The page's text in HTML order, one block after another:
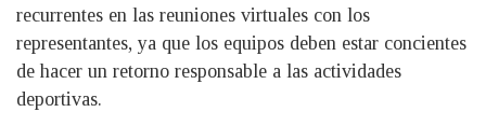
recurrentes en las reuniones virtuales con los
representantes, ya que los equipos deben estar concientes
de hacer un retorno responsable a las actividades
deportivas.